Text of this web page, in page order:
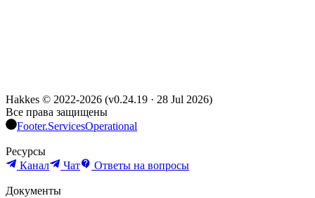
Hakkes © 2022-2026 (v0.24.19 · 28 Jul 2026)
Все права защищены
Footer.ServicesOperational
Ресурсы
Канал
Чат Ответы на вопросы
Документы